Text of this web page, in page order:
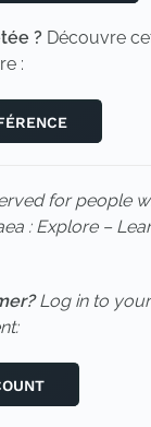
? Découvre
:
for people
: Explore –
Log in to